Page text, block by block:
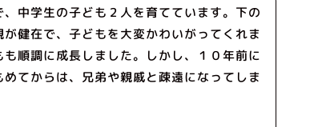
中学生の子ども２人を育てています。下の
健在で、子どもを大変かわいがってくれま
順調に成長しました。しかし、１０年前に
てからは、兄弟や親戚と疎遠になってしま